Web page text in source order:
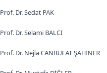
Prof. Dr. Sedat PAK
Prof. Dr. Selami BALCI
Prof. Dr. Nejla CANBULAT ŞAHİNER